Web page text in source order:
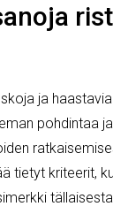
ja
pohdintaa
tietyt kriteerit,